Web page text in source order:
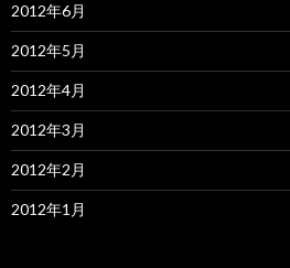
2012年6月
2012年5月
2012年4月
2012年3月
2012年2月
2012年1月